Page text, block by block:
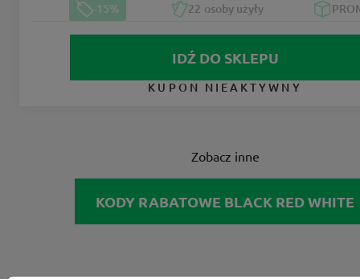
-15% 22 osoby użyły
IDŹ DO SKLEPU
KUPON NIEAKTYWNY
Zobacz inne
KODY RABATOWE BLACK RED WHITE